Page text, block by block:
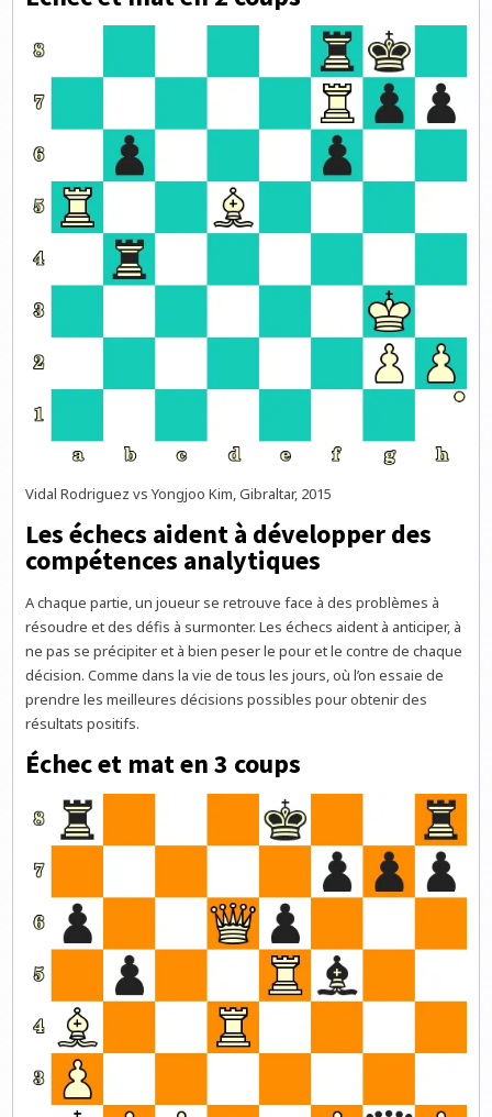
Vidal Rodriguez vs Yongjoo Kim, Gibraltar, 2015
Les échecs aident à développer des
compétences analytiques
A chaque partie, un joueur se retrouve face à des problèmes à
résoudre et des défis à surmonter. Les échecs aident à anticiper, à
ne pas se précipiter et à bien peser le pour et le contre de chaque
décision. Comme dans la vie de tous les jours, où l’on essaie de
prendre les meilleures décisions possibles pour obtenir des
résultats positifs.
Échec et mat en 3 coups